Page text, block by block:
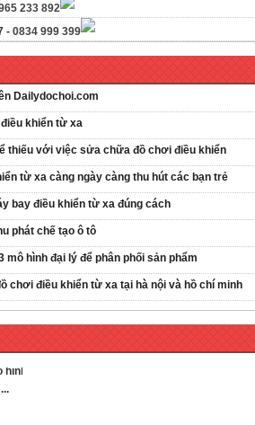
233 892
- 0834 999 399
Dailydochoi.com
khiển từ xa
thiếu với việc sửa chữa đồ chơi điều khiển
từ xa càng ngày càng thu hút các bạn trẻ
bay điều khiển từ xa đúng cách
phát chế tạo ô tô
mô hình đại lý để phân phối sản phẩm
chơi điều khiển từ xa tại hà nội và hồ chí minh
di
hình